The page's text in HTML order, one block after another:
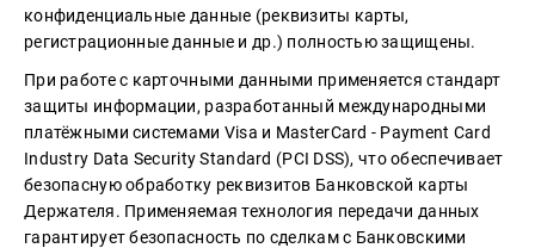
конфиденциальные данные (реквизиты карты,
регистрационные данные и др.) полностью защищены.
При работе с карточными данными применяется стандарт
защиты информации, разработанный международными
платёжными системами Visa и MasterCard - Payment Card
Industry Data Security Standard (PCI DSS), что обеспечивает
безопасную обработку реквизитов Банковской карты
Держателя. Применяемая технология передачи данных
гарантирует безопасность по сделкам с Банковскими